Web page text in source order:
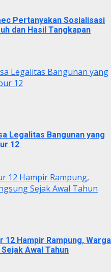
Pertanyakan Sosialisasi
dan Hasil Tangkapan
Legalitas Bangunan yang
12
Legalitas Bangunan yang
12
12 Hampir Rampung,
Sejak Awal Tahun
12 Hampir Rampung, Warga
Awal Tahun